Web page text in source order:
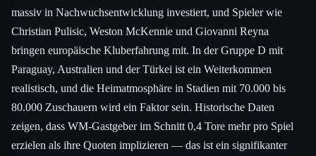
massiv in Nachwuchsentwicklung investiert, und Spieler wie
Christian Pulisic, Weston McKennie und Giovanni Reyna
bringen europäische Kluberfahrung mit. In der Gruppe D mit
Paraguay, Australien und der Türkei ist ein Weiterkommen
realistisch, und die Heimatmosphäre in Stadien mit 70.000 bis
80.000 Zuschauern wird ein Faktor sein. Historische Daten
zeigen, dass WM-Gastgeber im Schnitt 0,4 Tore mehr pro Spiel
erzielen als ihre Quoten implizieren — das ist ein signifikanter